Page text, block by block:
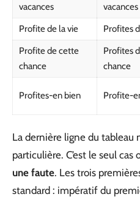
vacances
vacances
Profite de la vie
Profites
Profite de cette
chance
Profites
chance
Profites-en bien Profite-
La dernière ligne du
particulière. C’est le seul cas
une faute. Les trois
standard : impératif du